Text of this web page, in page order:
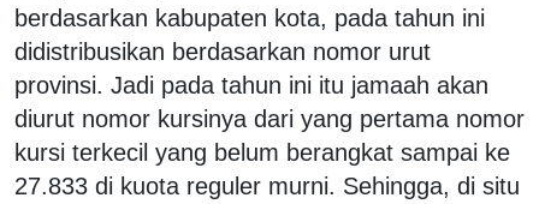
berdasarkan kabupaten kota, pada tahun ini
didistribusikan berdasarkan nomor urut
provinsi. Jadi pada tahun ini itu jamaah akan
diurut nomor kursinya dari yang pertama nomor
kursi terkecil yang belum berangkat sampai ke
27.833 di kuota reguler murni. Sehingga, di situ